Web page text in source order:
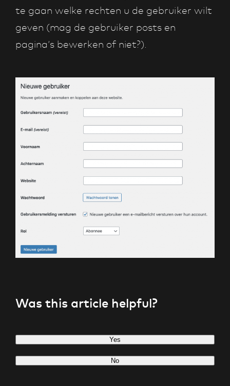
te gaan welke rechten u de gebruiker wilt
geven (mag de gebruiker posts en
pagina’s bewerken of niet?).
Was this article helpful?
Yes
No